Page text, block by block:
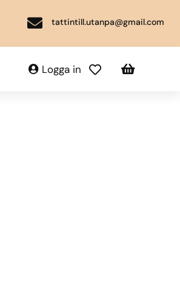
 tattintill.utanpa@gmail.com
 
Logga in